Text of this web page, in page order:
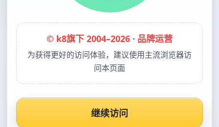
© k8旗下 2004–2026 · 品牌运营
为获得更好的访问体验，建议使用主流浏览器访
问本页面
继续访问